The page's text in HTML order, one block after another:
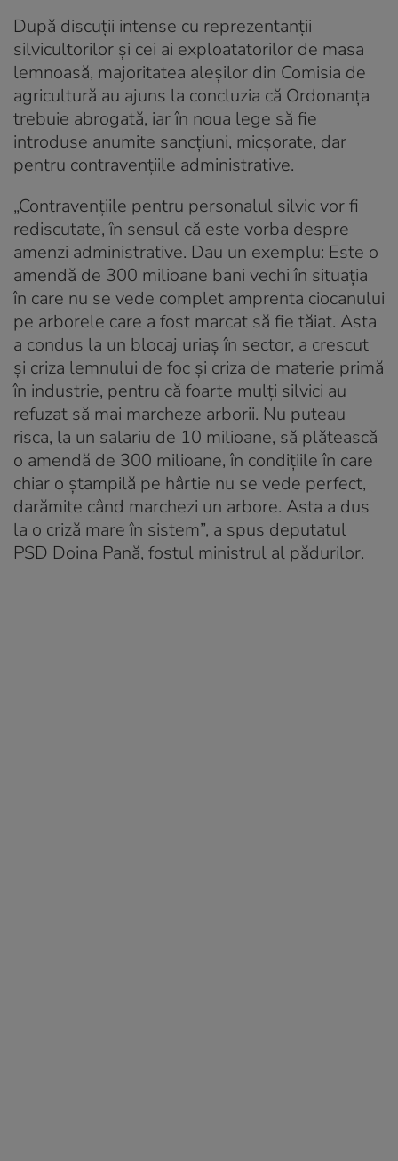
După discuții intense cu reprezentanții
silvicultorilor și cei ai exploatatorilor de masa
lemnoasă, majoritatea aleșilor din Comisia de
agricultură au ajuns la concluzia că Ordonanța
trebuie abrogată, iar în noua lege să fie
introduse anumite sancțiuni, micșorate, dar
pentru contravențiile administrative.
„Contravenţiile pentru personalul silvic vor fi
rediscutate, în sensul că este vorba despre
amenzi administrative. Dau un exemplu: Este o
amendă de 300 milioane bani vechi în situaţia
în care nu se vede complet amprenta ciocanului
pe arborele care a fost marcat să fie tăiat. Asta
a condus la un blocaj uriaş în sector, a crescut
şi criza lemnului de foc şi criza de materie primă
în industrie, pentru că foarte mulţi silvici au
refuzat să mai marcheze arborii. Nu puteau
risca, la un salariu de 10 milioane, să plătească
o amendă de 300 milioane, în condiţiile în care
chiar o ştampilă pe hârtie nu se vede perfect,
darămite când marchezi un arbore. Asta a dus
la o criză mare în sistem”, a spus deputatul
PSD Doina Pană, fostul ministrul al pădurilor.